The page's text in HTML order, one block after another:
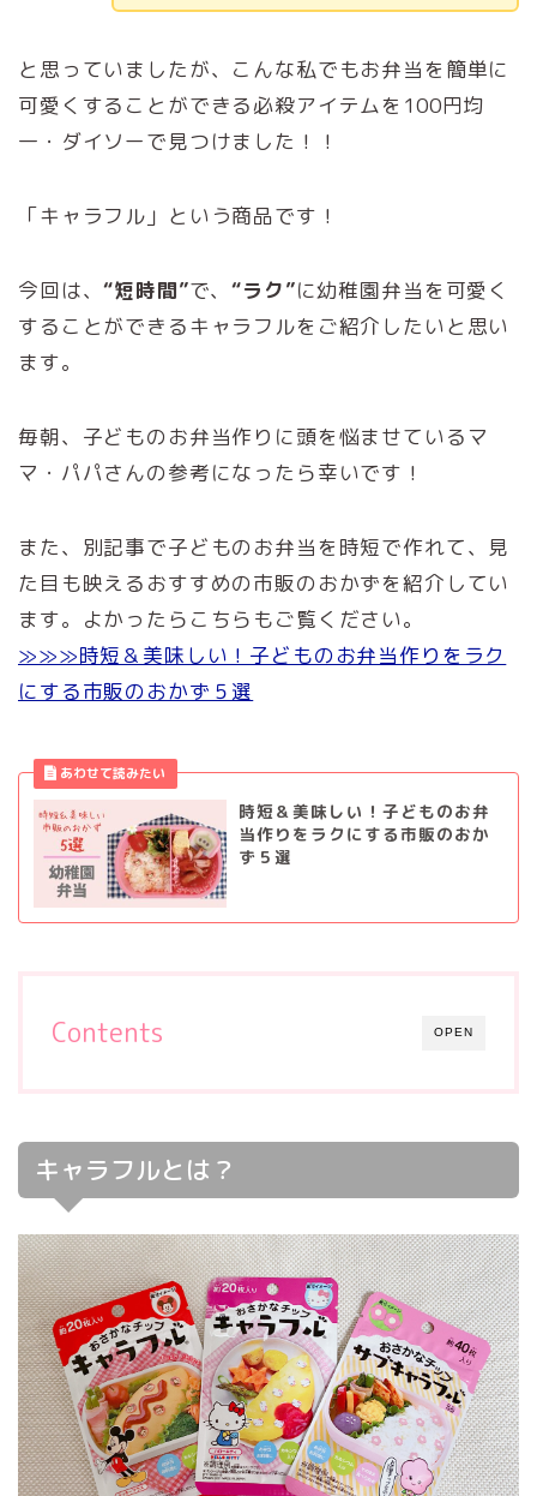
と思っていましたが、こんな私でもお弁当を簡単に
可愛くすることができる必殺アイテムを100円均
一・ダイソーで見つけました！！
「キャラフル」という商品です！
今回は、“短時間”で、“ラク”に幼稚園弁当を可愛く
することができるキャラフルをご紹介したいと思い
ます。
毎朝、子どものお弁当作りに頭を悩ませているマ
マ・パパさんの参考になったら幸いです！
また、別記事で子どものお弁当を時短で作れて、見
た目も映えるおすすめの市販のおかずを紹介してい
ます。よかったらこちらもご覧ください。
≫≫≫時短＆美味しい！子どものお弁当作りをラク
にする市販のおかず５選
時短＆美味しい！子どものお弁
当作りをラクにする市販のおか
ず５選
OPEN
Contents
キャラフルとは？